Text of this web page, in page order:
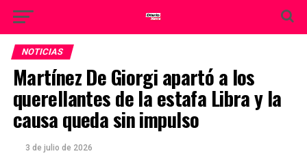
NOTICIAS
Martínez De Giorgi apartó a los
querellantes de la estafa Libra y la
causa queda sin impulso
3 de julio de 2026